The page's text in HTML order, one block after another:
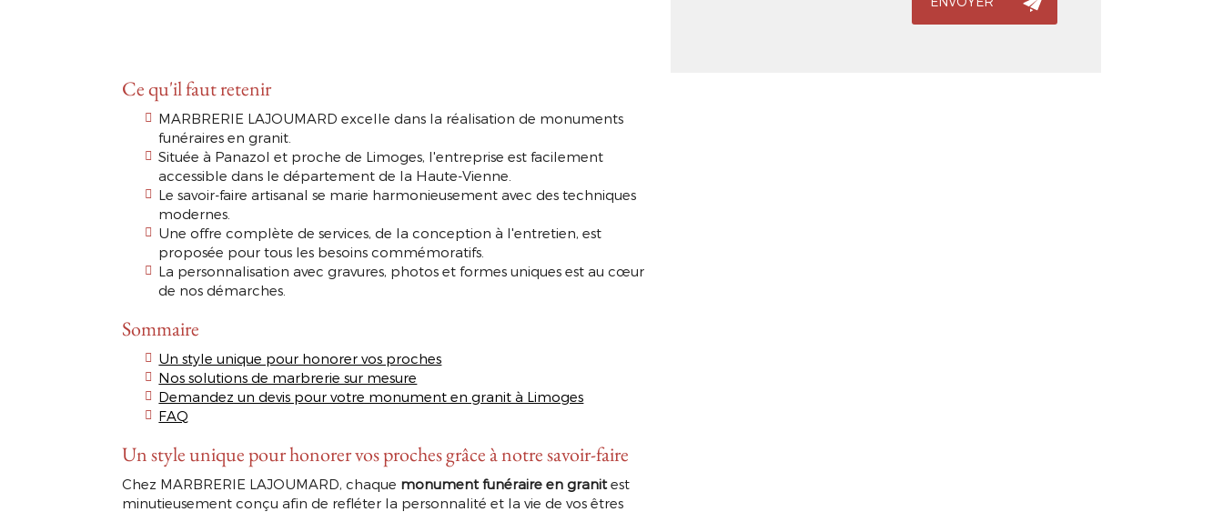
Ce qu'il faut retenir
MARBRERIE LAJOUMARD excelle dans la réalisation de monuments
funéraires en granit.
Située à Panazol et proche de Limoges, l'entreprise est facilement
accessible dans le département de la Haute-Vienne.
Le savoir-faire artisanal se marie harmonieusement avec des techniques
modernes.
Une offre complète de services, de la conception à l'entretien, est
proposée pour tous les besoins commémoratifs.
La personnalisation avec gravures, photos et formes uniques est au cœur
de nos démarches.
Sommaire
Un style unique pour honorer vos proches
Nos solutions de marbrerie sur mesure
Demandez un devis pour votre monument en granit à Limoges
FAQ
Un style unique pour honorer vos proches grâce à notre savoir-faire
Chez MARBRERIE LAJOUMARD, chaque monument funéraire en granitest
minutieusement conçu afin de refléter la personnalité et la vie de vos êtres